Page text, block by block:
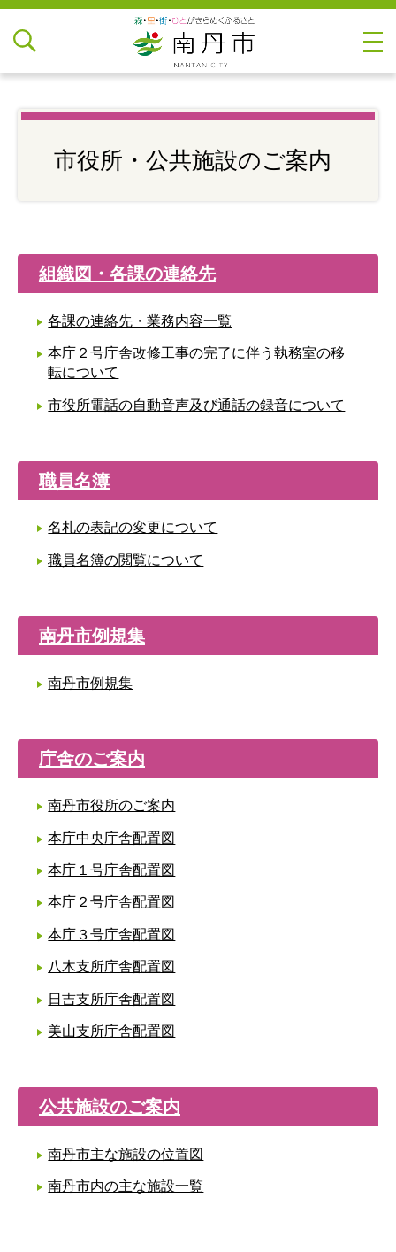
市役所・公共施設のご案内
組織図・各課の連絡先
各課の連絡先・業務内容一覧
本庁２号庁舎改修工事の完了に伴う執務室の移
転について
市役所電話の自動音声及び通話の録音について
職員名簿
名札の表記の変更について
職員名簿の閲覧について
南丹市例規集
南丹市例規集
庁舎のご案内
南丹市役所のご案内
本庁中央庁舎配置図
本庁１号庁舎配置図
本庁２号庁舎配置図
本庁３号庁舎配置図
八木支所庁舎配置図
日吉支所庁舎配置図
美山支所庁舎配置図
公共施設のご案内
南丹市主な施設の位置図
南丹市内の主な施設一覧